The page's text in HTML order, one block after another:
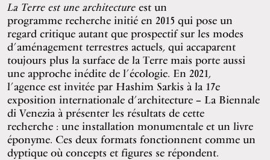
La Terre est une architecture est un
programme recherche initié en 2015 qui pose un
regard critique autant que prospectif sur les modes
d’aménagement terrestres actuels, qui accaparent
toujours plus la surface de la Terre mais porte aussi
une approche inédite de l’écologie. En 2021,
l’agence est invitée par Hashim Sarkis à la 17e
exposition internationale d’architecture – La Biennale
di Venezia à présenter les résultats de cette
recherche : une installation monumentale et un livre
éponyme. Ces deux formats fonctionnent comme un
dyptique où concepts et figures se répondent.